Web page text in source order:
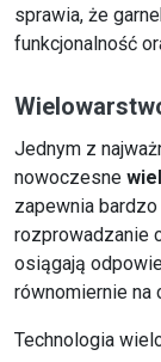
sprawia, że
funkcjonalność
Jednym z
nowoczesne
zapewnia
rozprowadzanie
osiągają
równomiernie na
Technologia